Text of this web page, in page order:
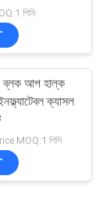
পিসি
ব্লক আপ হাল্ক
ক্যাসল
MOQ:1 পিসি